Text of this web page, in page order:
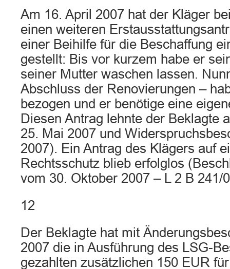
Am 16. April 2007 hat der Kläger
einen weiteren
einer Beihilfe für die Beschaffung
gestellt: Bis vor kurzem habe er
seiner Mutter waschen lassen.
Abschluss der Renovierungen –
bezogen und er benötige eine
Diesen Antrag lehnte der Beklagte
25. Mai 2007 und
2007). Ein Antrag des Klägers auf
Rechtsschutz blieb erfolglos
vom 30. Oktober 2007 – L 2 B 241/
12
Der Beklagte hat mit
2007 die in Ausführung des LSG-
gezahlten zusätzlichen 150 EUR für